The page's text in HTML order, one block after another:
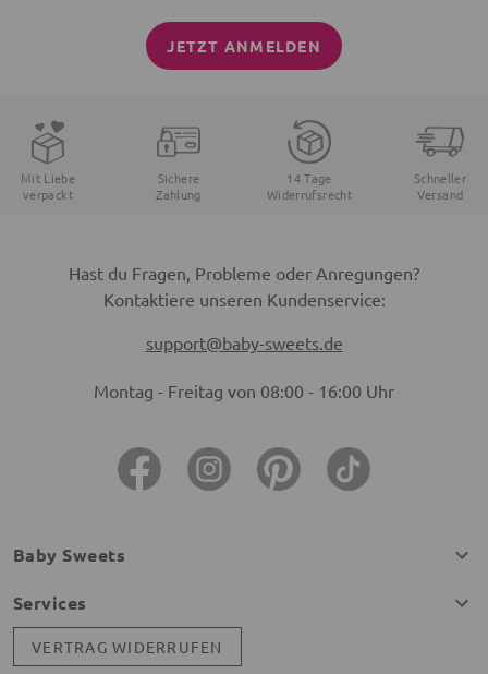
JETZT ANMELDEN
Mit Liebe
verpackt
Sichere
Zahlung
14 Tage
Widerrufsrecht
Schneller
Versand
Hast du Fragen, Probleme oder Anregungen?
Kontaktiere unseren Kundenservice:
support@baby-sweets.de
Montag - Freitag von 08:00 - 16:00 Uhr
Baby Sweets
Services
VERTRAG WIDERRUFEN